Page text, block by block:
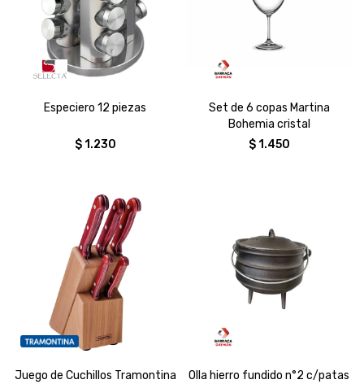
Especiero 12 piezas
$ 1.230
Set de 6 copas Martina
Bohemia cristal
$ 1.450
Juego de Cuchillos Tramontina
Olla hierro fundido n°2 c/patas